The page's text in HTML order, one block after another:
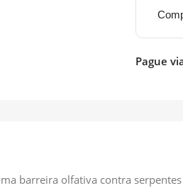
Pague
barreira olfativa contra